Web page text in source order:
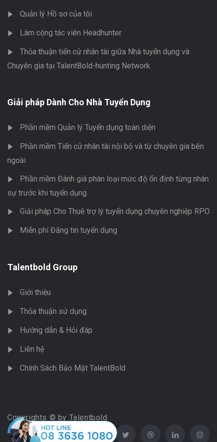
Quản lý Hồ sơ của tôi
Làm cộng tác viên Headhunter
Thỏa thuận tiến cử nhân tài giữa Nhà tuyển dụng và
Chuyên gia tại TalentBold-hunting Network
Giải pháp Dành Cho Nhà Tuyển Dụng
Phần mềm Quản lý Tuyển dụng toàn diện
Phần mềm Tiến cử nhân tài nội bộ và từ chuyên gia bên
ngoài
Phần mềm Đánh giá phân loại mức độ ổn định từng nhân
sự trước khi tuyển dụng
Giải pháp Cho Thuê trợ lý tuyển dụng chuyên nghiệp RPO
Miễn phí Đăng tin tuyển dụng
Talentbold Group
Giới thiệu
Thỏa thuận sử dụng
Hướng dẫn & Hỏi đáp
Liên hệ
Chính Sách Bảo Mật TalentBold
Copyrights © by Talentbold